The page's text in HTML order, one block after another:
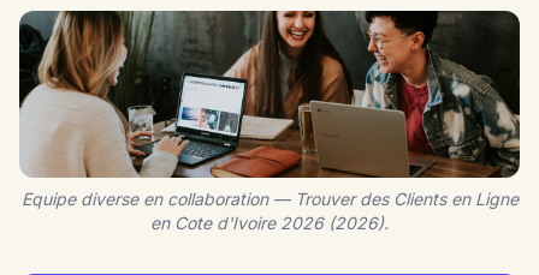
Equipe diverse en collaboration — Trouver des Clients en Ligne
en Cote d'Ivoire 2026 (2026).